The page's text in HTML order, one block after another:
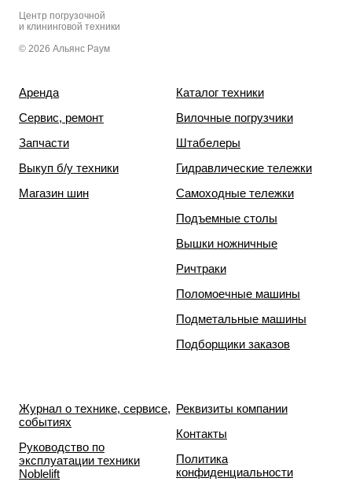
Центр погрузочной
и клининговой техники
© 2026 Альянс Раум
Аренда
Сервис, ремонт
Запчасти
Выкуп б/у техники
Магазин шин
Каталог техники
Вилочные погрузчики
Штабелеры
Гидравлические тележки
Самоходные тележки
Подъемные столы
Вышки ножничные
Ричтраки
Поломоечные машины
Подметальные машины
Подборщики заказов
Журнал о технике, сервисе,
событиях
Руководство по
эксплуатации техники
Noblelift
Реквизиты компании
Контакты
Политика
конфиденциальности